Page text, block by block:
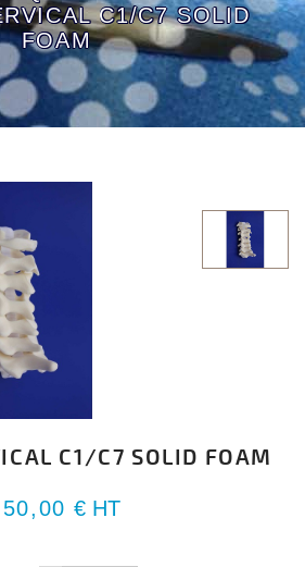
C1/C7 SOLID
FOAM
C1/C7 SOLID FOAM
50,00 € HT